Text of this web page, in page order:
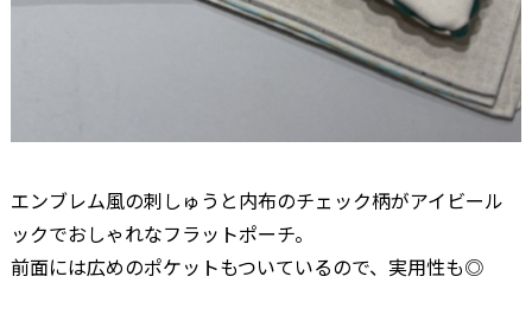
エンブレム風の刺しゅうと内布のチェック柄がアイビール
ックでおしゃれなフラットポーチ。
前面には広めのポケットもついているので、実用性も◎